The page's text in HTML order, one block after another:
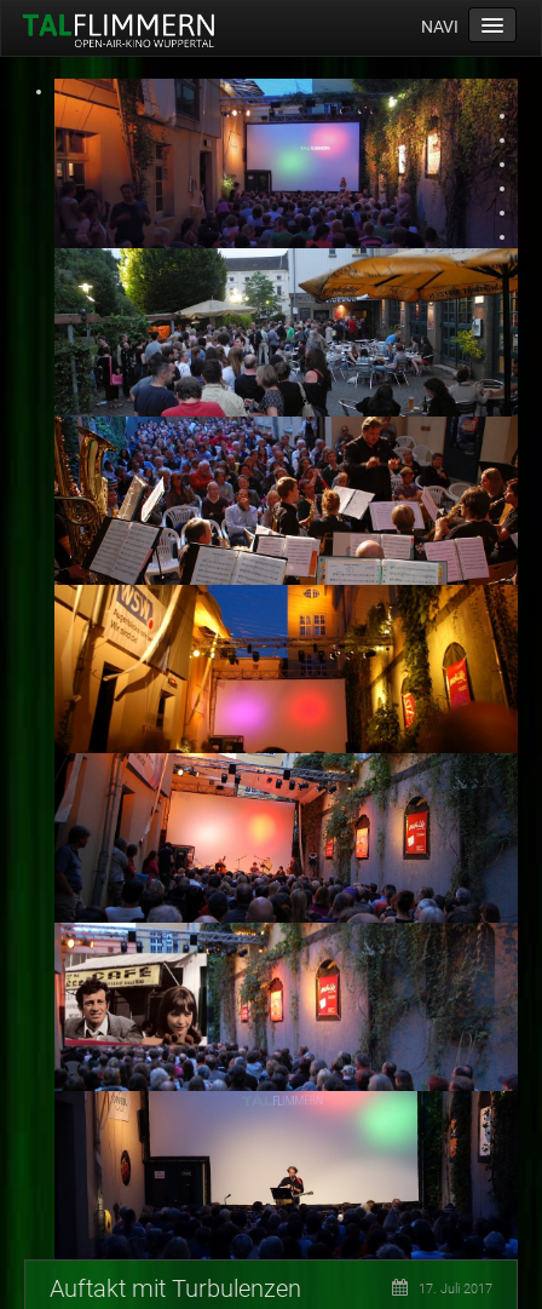
NAVI
Home
Programm
Service
Ticketinfos
Ort
Anreise
Wetter
Kinogutschein
Konzept
Archiv
Kontakt
Impressum
Datenschutz
Auftakt mit Turbulenzen 17. Juli 2017